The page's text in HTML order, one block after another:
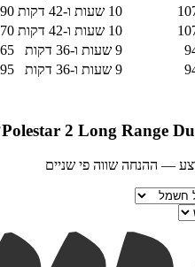
10 שעות ו-42 דקות
10 שעות ו-42 דקות
9 שעות ו-36 דקות
9 שעות ו-36 דקות
Polestar 2 Long Range
— ההנחה שווה פי שניים